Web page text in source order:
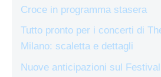
Croce in programma stasera
Tutto pronto per i concerti di
Milano: scaletta e dettagli
Nuove anticipazioni sul